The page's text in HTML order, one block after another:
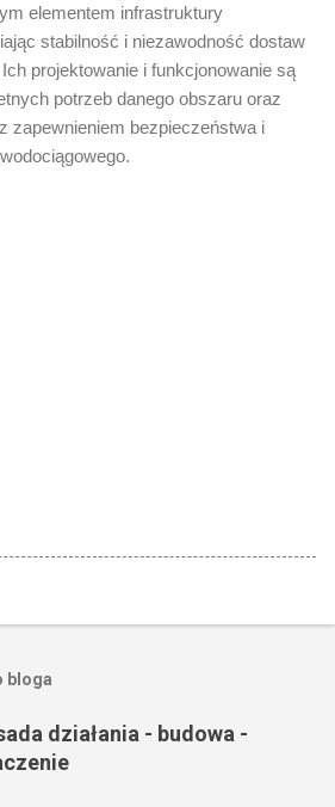
elementem infrastruktury
stabilność i niezawodność dostaw
projektowanie i funkcjonowanie są
potrzeb danego obszaru oraz
zapewnieniem bezpieczeństwa i
bloga
działania - budowa -